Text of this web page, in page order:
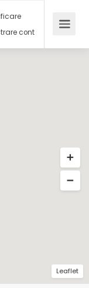
Autentificare
Înregistrare cont
Leaflet